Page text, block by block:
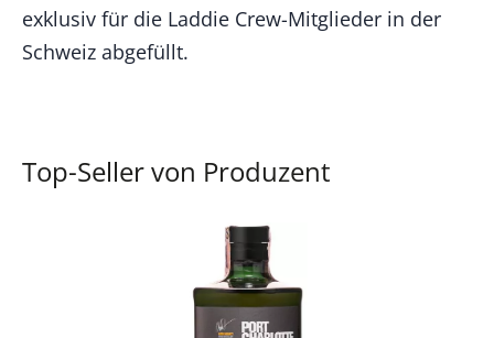
exklusiv für die Laddie Crew-Mitglieder in der
Schweiz abgefüllt.
Top-Seller von Produzent